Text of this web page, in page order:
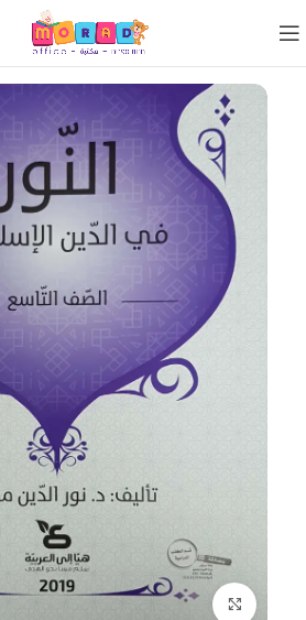
Click to enlarge